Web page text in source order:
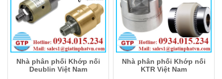
Nhà phân phối Khớp nối
Deublin Việt Nam
Nhà phân phối Khớp nối
KTR Việt Nam